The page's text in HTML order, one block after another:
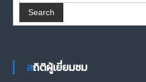
สถิติผู้เยี่ยมชม